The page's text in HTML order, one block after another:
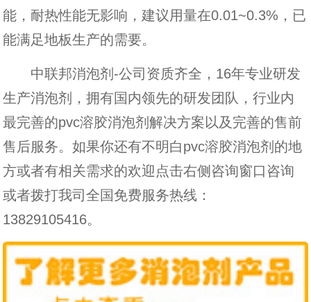
能，耐热性能无影响，建议用量在0.01~0.3%，已
能满足地板生产的需要。
中联邦消泡剂-公司资质齐全，16年专业研发
生产消泡剂，拥有国内领先的研发团队，行业内
最完善的pvc溶胶消泡剂解决方案以及完善的售前
售后服务。如果你还有不明白pvc溶胶消泡剂的地
方或者有相关需求的欢迎点击右侧咨询窗口咨询
或者拨打我司全国免费服务热线：
13829105416。